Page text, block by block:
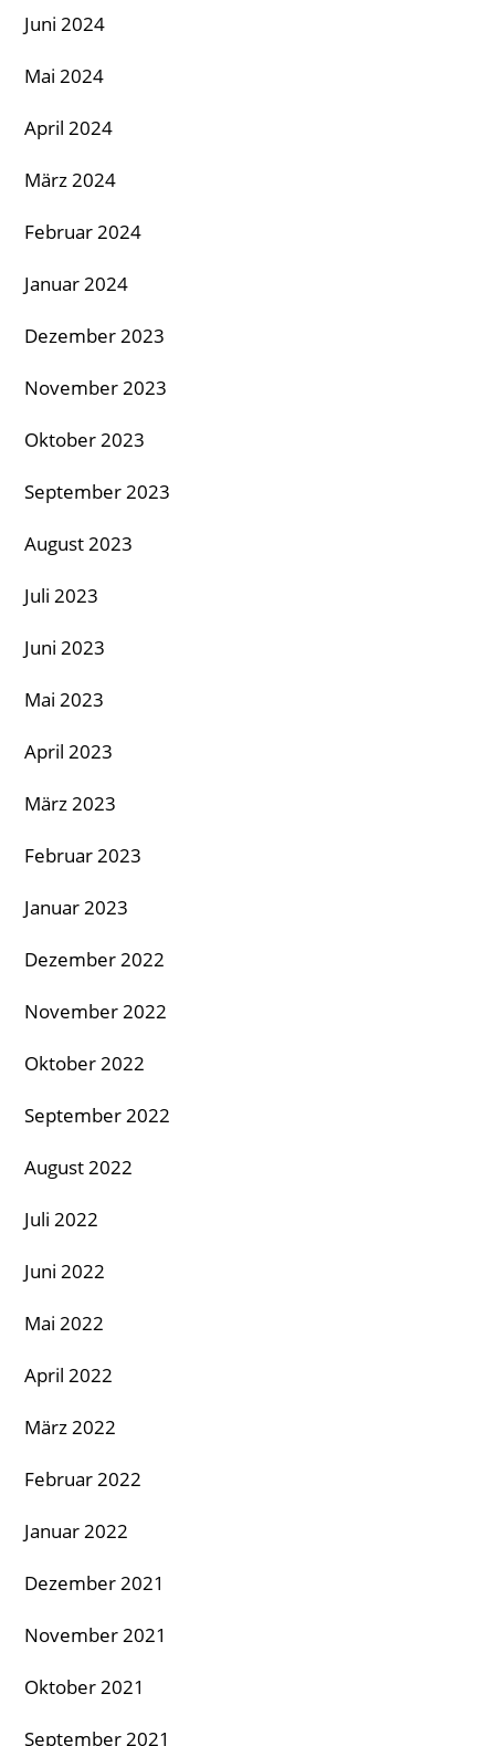
Juni 2024
Mai 2024
April 2024
März 2024
Februar 2024
Januar 2024
Dezember 2023
November 2023
Oktober 2023
September 2023
August 2023
Juli 2023
Juni 2023
Mai 2023
April 2023
März 2023
Februar 2023
Januar 2023
Dezember 2022
November 2022
Oktober 2022
September 2022
August 2022
Juli 2022
Juni 2022
Mai 2022
April 2022
März 2022
Februar 2022
Januar 2022
Dezember 2021
November 2021
Oktober 2021
September 2021